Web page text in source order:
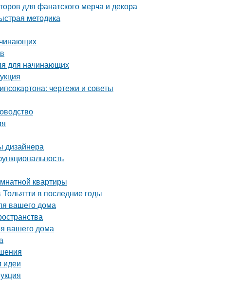
для фанатского мерча и декора
методика
для начинающих
чертежи и советы
дизайнера
квартиры
в последние годы
вашего дома
вашего дома
идеи